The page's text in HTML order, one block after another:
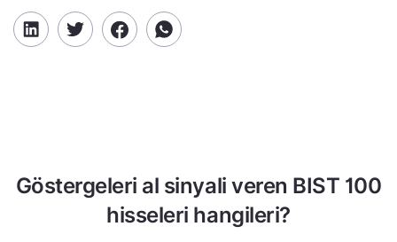
Göstergeleri al sinyali veren BIST 100
hisseleri hangileri?